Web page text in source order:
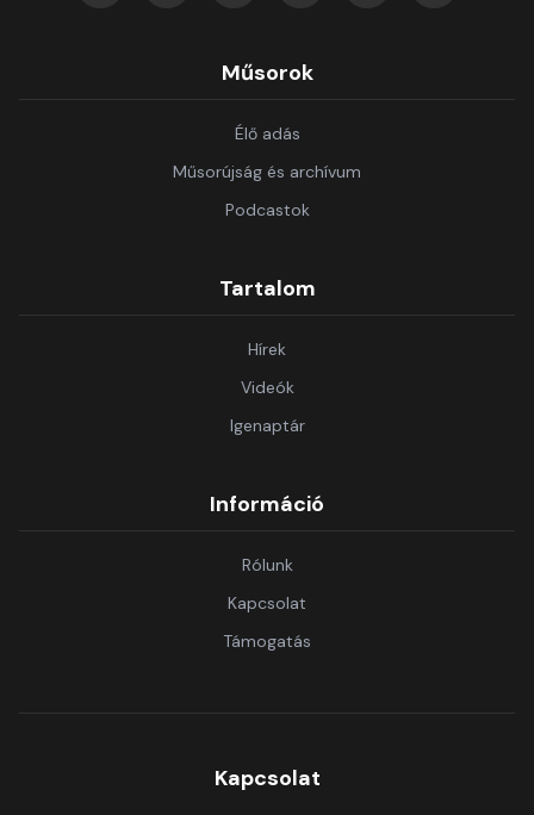
Műsorok
Élő adás
Műsorújság és archívum
Podcastok
Tartalom
Hírek
Videók
Igenaptár
Információ
Rólunk
Kapcsolat
Támogatás
Kapcsolat